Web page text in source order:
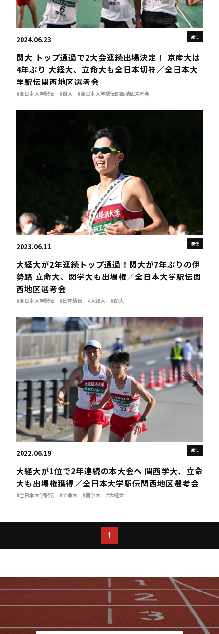
駅伝
2024.06.23
関大 トップ通過で2大会連続出場決定！ 京産大は
4年ぶり 大経大、立命大も全日本切符／全日本大
学駅伝関西地区選考会
#全日本大学駅伝 #関大 #全日本大学駅伝関西地区選考会
駅伝
2023.06.11
大経大が2年連続トップ通過！関大が7年ぶりの伊
勢路 立命大、関学大も出場権／全日本大学駅伝関
西地区選考会
#全日本大学駅伝 #出雲駅伝 #大経大 #関大
駅伝
2022.06.19
大経大が1位で2年連続の本大会へ 関西学大、立命
大も出場権獲得／全日本大学駅伝関西地区選考会
#全日本大学駅伝 #立命大 #関学大 #大経大
1